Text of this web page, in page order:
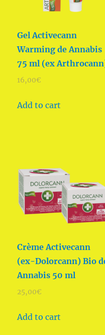
Gel Activecann
Warming de Annabis
75 ml (ex
16,00€
Add to cart
Crème Activecann
(ex-Dolorcann) Bio
Annabis 50 ml
25,00€
Add to cart